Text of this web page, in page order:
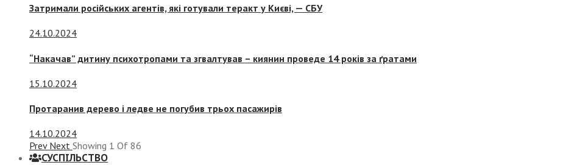
Затримали російських агентів, які готували теракт у Києві, — СБУ
24.10.2024
“Накачав” дитину психотропами та згвалтував – киянин проведе 14 років за ґратами
15.10.2024
Протаранив дерево і ледве не погубив трьох пасажирів
14.10.2024
Prev Next Showing 1 Of 86
СУСПIЛЬСТВО